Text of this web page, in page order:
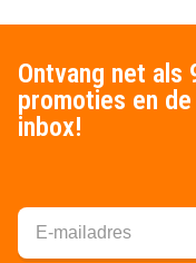
Ontvang net als
promoties en
inbox!